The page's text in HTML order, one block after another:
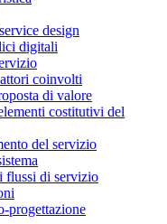
design
digitali
coinvolti
di valore
costitutivi del
del servizio
flussi di servizio
progettazione